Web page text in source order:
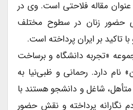
مقاله فلاحتی است. وی در
حضور زنان در سطوح مختلف
بر ایران پرداخته است.
«تجربه دانشگاه و برساخت
نام دارد. رحمانی و ظبی‌نیا به
شاغل و دانشجو هستند با
نگارانه پرداخته‌ و نقش حضور